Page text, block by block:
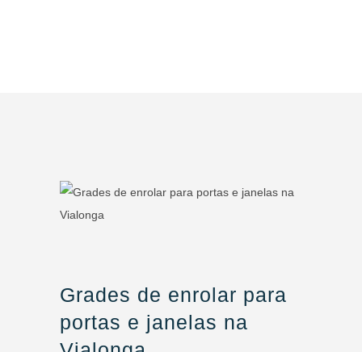
Grades de enrolar para
portas e janelas na